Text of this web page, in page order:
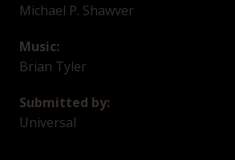
Michael P. Shawver
Music:
Brian Tyler
Submitted by:
Universal